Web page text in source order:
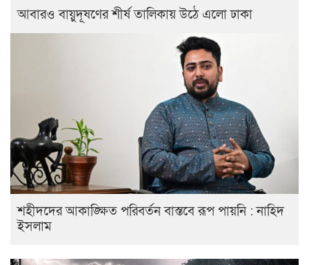
আবারও বায়ুদূষণের শীর্ষ তালিকায় উঠে এলো ঢাকা
শহীদদের আকাঙ্ক্ষিত পরিবর্তন বাস্তবে রূপ পায়নি : নাহিদ
ইসলাম